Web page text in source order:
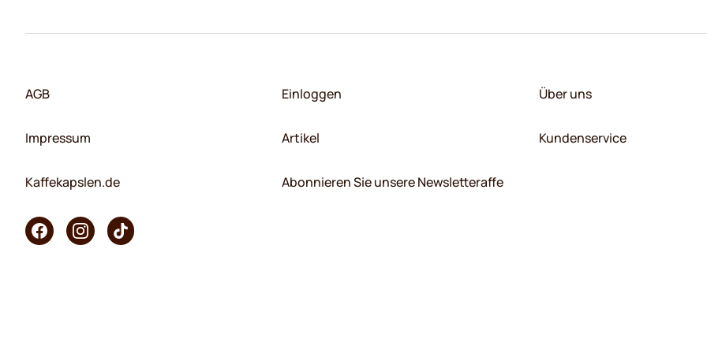
AGB
Impressum
Kaffekapslen.de
Einloggen
Artikel
Abonnieren Sie unsere Newsletteraffe
Über uns
Kundenservice